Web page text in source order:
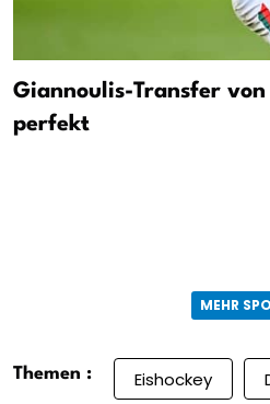
Giannoulis-Transfer
perfekt
MEHR
Themen : Eishockey